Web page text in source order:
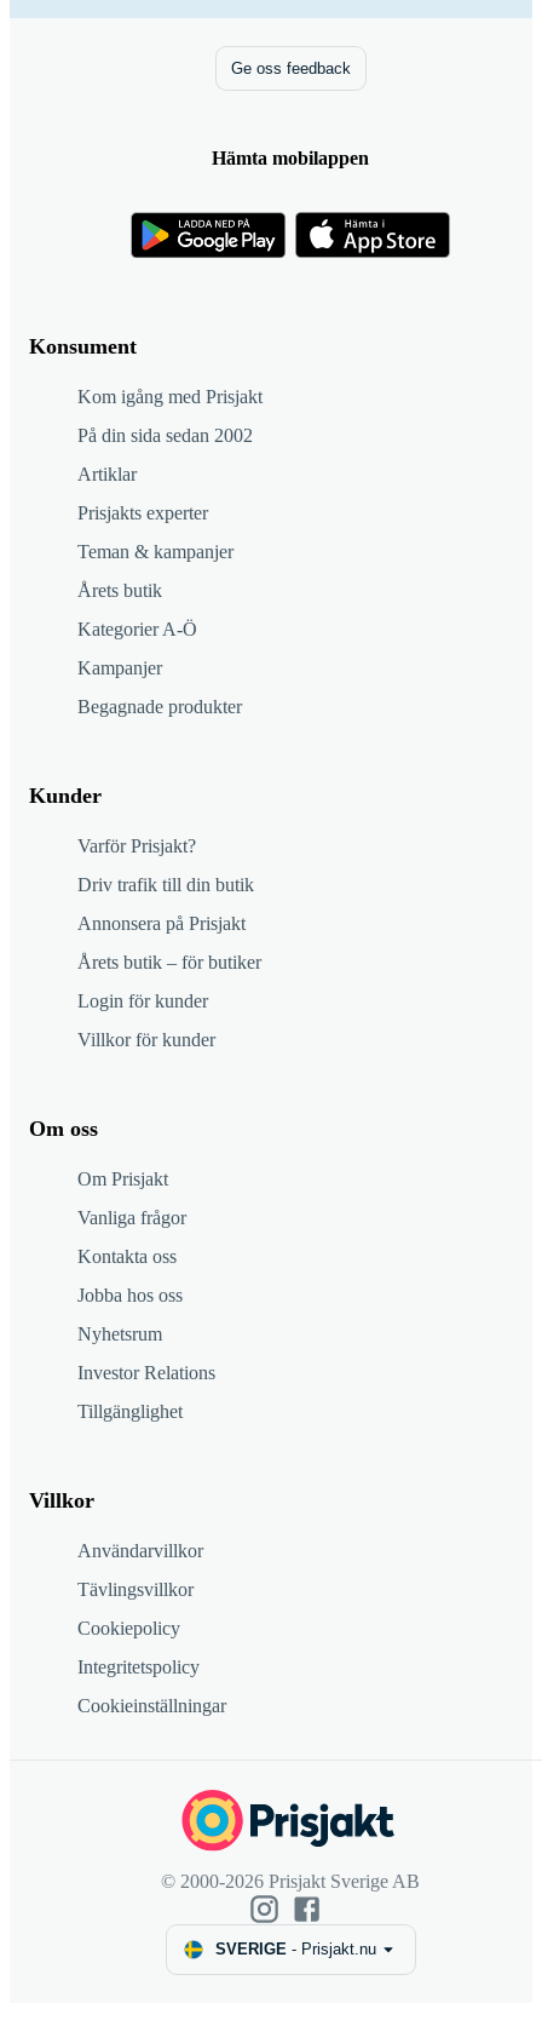
Konsument
Kom igång med Prisjakt
På din sida sedan 2002
Artiklar
Prisjakts experter
Teman & kampanjer
Årets butik
Kategorier A-Ö
Kampanjer
Begagnade produkter
Kunder
Varför Prisjakt?
Driv trafik till din butik
Annonsera på Prisjakt
Årets butik – för butiker
Login för kunder
Villkor för kunder
Om oss
Om Prisjakt
Vanliga frågor
Kontakta oss
Jobba hos oss
Nyhetsrum
Investor Relations
Tillgänglighet
Villkor
Användarvillkor
Tävlingsvillkor
Cookiepolicy
Integritetspolicy
Cookieinställningar
Ge oss feedback
Hämta mobilappen
© 2000-2026 Prisjakt Sverige AB
SVERIGE- Prisjakt.nu